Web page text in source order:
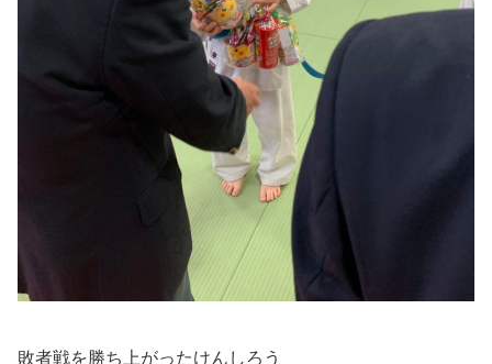
敗者戦を勝ち上がったけんしろう